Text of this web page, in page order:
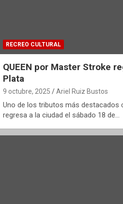
RECREO CULTURAL
QUEEN por Master Stroke
Plata
9 octubre, 2025 Ariel Ruiz Bustos
Uno de los tributos más destacados
regresa a la ciudad el sábado 18 de…